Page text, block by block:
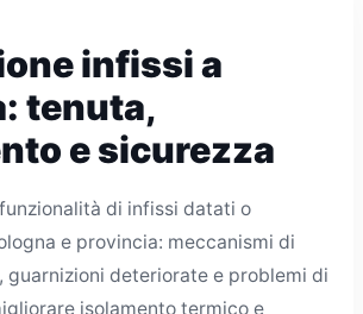
infissi a
tenuta,
e sicurezza
di infissi datati o
e provincia: meccanismi di
guarnizioni deteriorate e problemi di
isolamento termico e